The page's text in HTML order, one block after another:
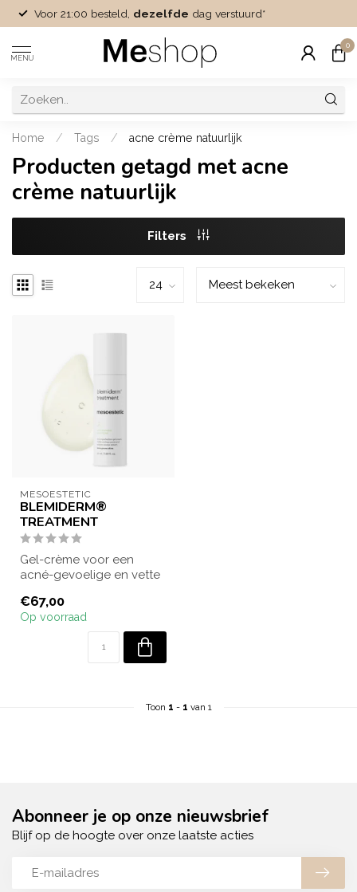
Voor 21:00 besteld, dezelfde dag verstuurd*
MENU
0
Home / Tags / acne crème natuurlijk
Producten getagd met acne
crème natuurlijk
Filters
MESOESTETIC
BLEMIDERM®
TREATMENT
Gel-crème voor een
acné-gevoelige en vette
talgproductie, co...
€67,00
Op voorraad
Toon 1 - 1 van 1
Abonneer je op onze nieuwsbrief
Blijf op de hoogte over onze laatste acties